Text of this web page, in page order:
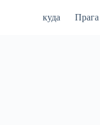
куда Прага